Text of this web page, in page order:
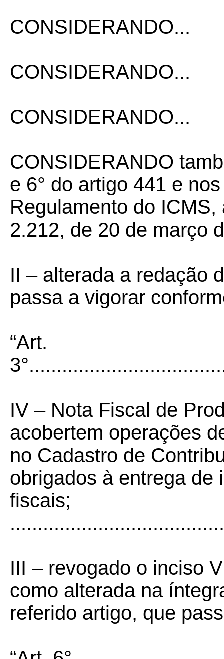
CONSIDERANDO...
CONSIDERANDO...
CONSIDERANDO...
CONSIDERANDO
e 6° do artigo 441 e
Regulamento do
2.212, de 20 de março
II – alterada a redação
passa a vigorar
“Art.
IV – Nota Fiscal de
acobertem operações
no Cadastro de
obrigados à entrega de
fiscais;
III – revogado o inciso
como alterada na
referido artigo, que